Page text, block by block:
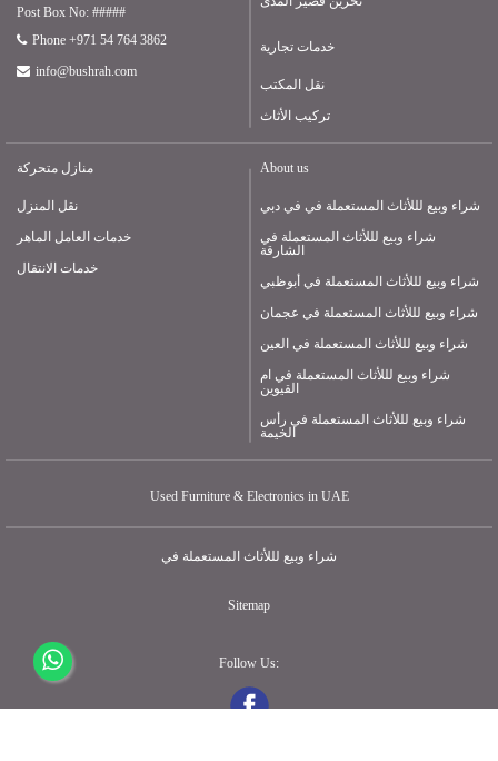
Post Box No: #####
Phone +971 54 764 3862
info@bushrah.com
خدمات تجارية
نقل المكتب
تركيب الأثاث
منازل متحركة
نقل المنزل
خدمات العامل الماهر
خدمات الانتقال
About us
شراء وبيع لللأثاث المستعملة في في دبي
شراء وبيع لللأثاث المستعملة في
الشارقة
شراء وبيع لللأثاث المستعملة في أبوظبي
شراء وبيع لللأثاث المستعملة في عجمان
شراء وبيع لللأثاث المستعملة في العين
شراء وبيع لللأثاث المستعملة في ام
القيوين
شراء وبيع لللأثاث المستعملة في رأس
الخيمة
Used Furniture & Electronics in UAE
شراء وبيع لللأثاث المستعملة في
Sitemap
Follow Us: